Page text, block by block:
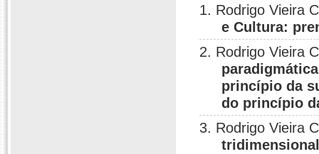
1. Rodrigo Vieira
e Cultura:
2. Rodrigo Vieira
princípio da
do princípio
3. Rodrigo Vieira